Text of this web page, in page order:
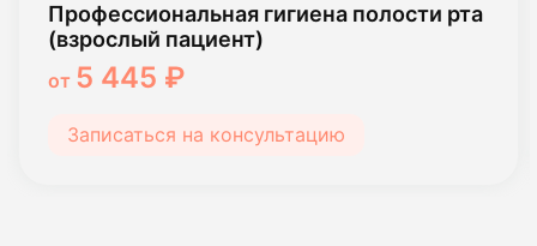
Профессиональная гигиена полости рта
(взрослый пациент)
от 5 445 ₽
Записаться на консультацию